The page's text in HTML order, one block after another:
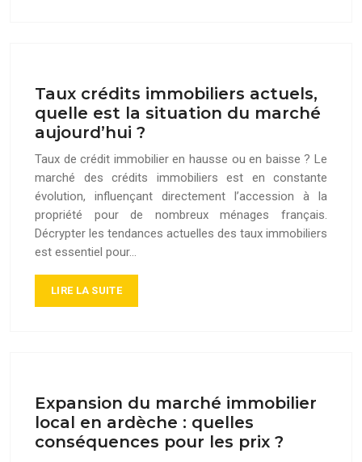
Taux crédits immobiliers actuels,
quelle est la situation du marché
aujourd’hui ?
Taux de crédit immobilier en hausse ou en baisse ? Le
marché des crédits immobiliers est en constante
évolution, influençant directement l’accession à la
propriété pour de nombreux ménages français.
Décrypter les tendances actuelles des taux immobiliers
est essentiel pour…
LIRE LA SUITE
Expansion du marché immobilier
local en ardèche : quelles
conséquences pour les prix ?